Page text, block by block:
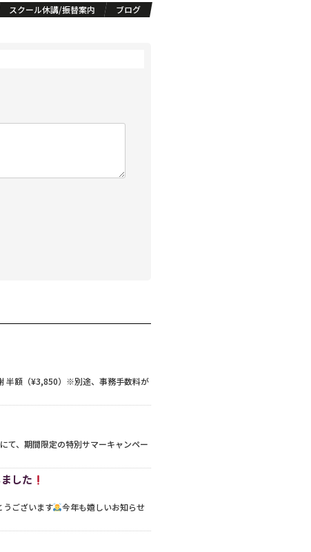
スクール休講/振替案内 ブログ
半額（¥3,850）※別途、事務手数料が
、期間限定の特別サマーキャンペー
した
うございます
今年も嬉しいお知らせ